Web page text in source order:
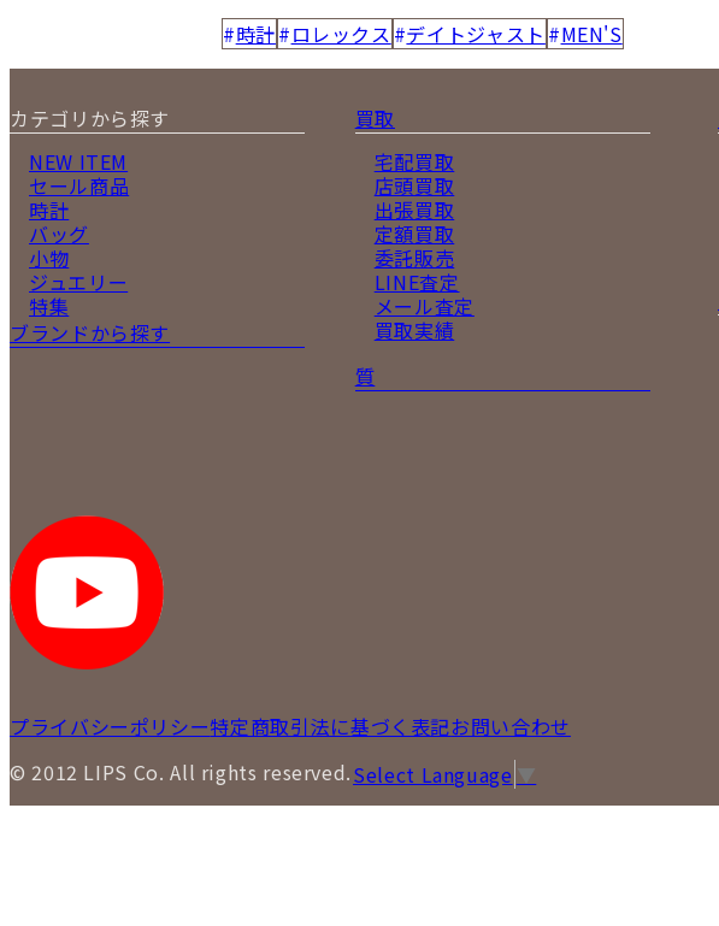
時計 ロレックス デイトジャスト MEN'S
カテゴリから探す
NEW ITEM
セール商品
時計
バッグ
小物
ジュエリー
特集
ブランドから探す
買取
宅配買取
店頭買取
出張買取
定額買取
委託販売
LINE査定
メール査定
買取実績
質
プライバシーポリシー特定商取引法に基づく表記お問い合わせ
© 2012 LIPS Co. All rights reserved.Select Language ▼